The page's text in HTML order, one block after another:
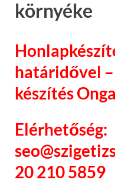
környéke
határidővel
készítés Onga
Elérhetőség:
20 210 5859